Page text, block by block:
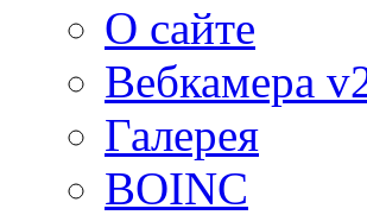
О сайте
Вебкамера
Галерея
BOINC